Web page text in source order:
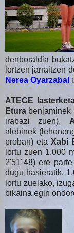
denboraldia
lortzen jarraitzen
Nerea Oyarzabal
ATECE
Etura benjaminek
irabazi zuen),
alebinek
proban) eta Xabi
lortu zuen 1.000
2'51''48) ere
dugu hasieratik,
lortu zuelako,
bikaina egin